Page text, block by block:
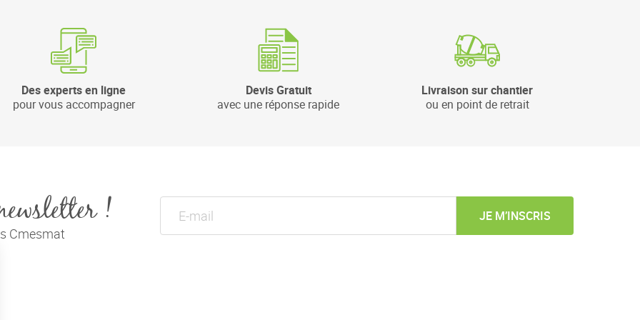
Des experts en ligne
pour vous accompagner
Devis Gratuit
avec une réponse rapide
Livraison sur chantier
ou en point de retrait
!
Cmesmat
JE M’INSCRIS